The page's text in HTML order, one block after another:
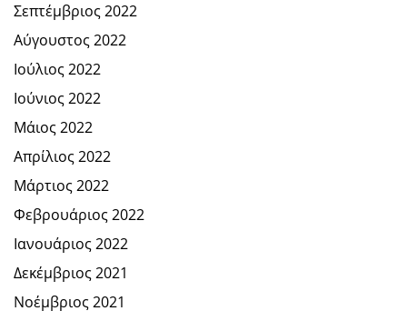
Σεπτέμβριος 2022
Αύγουστος 2022
Ιούλιος 2022
Ιούνιος 2022
Μάιος 2022
Απρίλιος 2022
Μάρτιος 2022
Φεβρουάριος 2022
Ιανουάριος 2022
Δεκέμβριος 2021
Νοέμβριος 2021